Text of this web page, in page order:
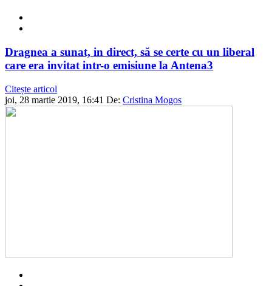
Dragnea a sunat, in direct, să se certe cu un liberal
care era invitat intr-o emisiune la Antena3
Citește articol
joi, 28 martie 2019, 16:41 De: Cristina Mogos